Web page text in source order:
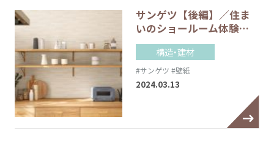
サンゲツ【後編】／住ま
いのショールーム体験…
構造・建材
#サンゲツ #壁紙
2024.03.13